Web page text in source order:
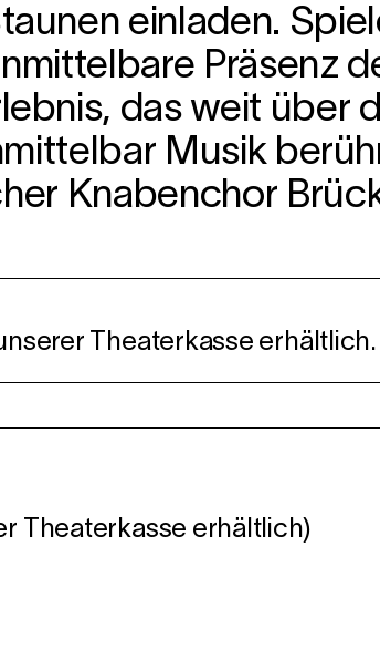
einladen.
Präsenz
das weit über
Musik
Knabenchor
Theaterkasse erhältlich.
Theaterkasse erhältlich)